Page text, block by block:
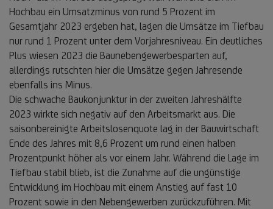
Hochbau ein Umsatzminus von rund 5 Prozent im
Gesamtjahr 2023 ergeben hat, lagen die Umsätze im Tiefbau
nur rund 1 Prozent unter dem Vorjahresniveau. Ein deutliches
Plus wiesen 2023 die Baunebengewerbesparten auf,
allerdings rutschten hier die Umsätze gegen Jahresende
ebenfalls ins Minus.
Die schwache Baukonjunktur in der zweiten Jahreshälfte
2023 wirkte sich negativ auf den Arbeitsmarkt aus. Die
saisonbereinigte Arbeitslosenquote lag in der Bauwirtschaft
Ende des Jahres mit 8,6 Prozent um rund einen halben
Prozentpunkt höher als vor einem Jahr. Während die Lage im
Tiefbau stabil blieb, ist die Zunahme auf die ungünstige
Entwicklung im Hochbau mit einem Anstieg auf fast 10
Prozent sowie in den Nebengewerben zurückzuführen. Mit